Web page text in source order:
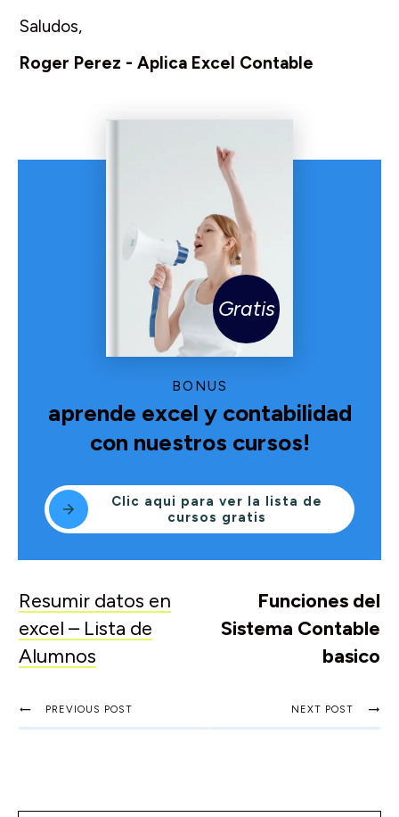
Saludos,
Roger Perez - Aplica Excel Contable
BONUS
aprende excel y contabilidad
con nuestros cursos!
Clic aqui para ver la lista de
cursos gratis
Gratis
Resumir datos en
excel – Lista de
Alumnos
Funciones del
Sistema Contable
basico
PREVIOUS POST NEXT POST